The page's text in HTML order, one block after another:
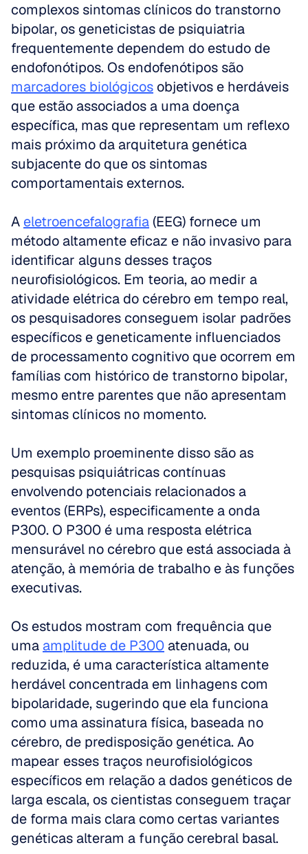
complexos sintomas clínicos do transtorno
bipolar, os geneticistas de psiquiatria
frequentemente dependem do estudo de
marcadores biológicos objetivos e herdáveis
que estão associados a uma doença
específica, mas que representam um reflexo
mais próximo da arquitetura genética
subjacente do que os sintomas
comportamentais externos.
A eletroencefalografia (EEG) fornece um
método altamente eficaz e não invasivo para
identificar alguns desses traços
neurofisiológicos. Em teoria, ao medir a
atividade elétrica do cérebro em tempo real,
os pesquisadores conseguem isolar padrões
específicos e geneticamente influenciados
de processamento cognitivo que ocorrem em
famílias com histórico de transtorno bipolar,
mesmo entre parentes que não apresentam
sintomas clínicos no momento.
Um exemplo proeminente disso são as
pesquisas psiquiátricas contínuas
envolvendo potenciais relacionados a
eventos (ERPs), especificamente a onda
P300. O P300 é uma resposta elétrica
mensurável no cérebro que está associada à
atenção, à memória de trabalho e às funções
executivas.
Os estudos mostram com frequência que
uma amplitude de P300 atenuada, ou
reduzida, é uma característica altamente
herdável concentrada em linhagens com
bipolaridade, sugerindo que ela funciona
como uma assinatura física, baseada no
cérebro, de predisposição genética. Ao
mapear esses traços neurofisiológicos
específicos em relação a dados genéticos de
larga escala, os cientistas conseguem traçar
de forma mais clara como certas variantes
genéticas alteram a função cerebral basal.